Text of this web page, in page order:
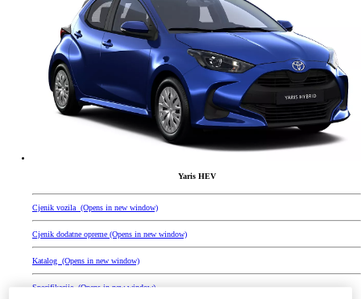
Yaris HEV
Cjenik vozila (Opens in new window)
Cjenik dodatne opreme (Opens in new window)
Katalog (Opens in new window)
Specifikacije (Opens in new window)